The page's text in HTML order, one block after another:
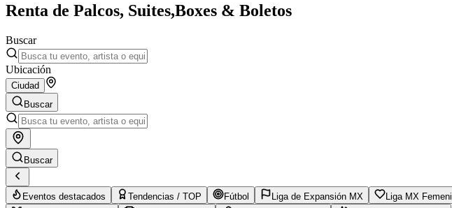
Renta de Palcos, Suites,Boxes & Boletos
Buscar
Ubicación
Ciudad
Buscar
Buscar
Eventos destacados Tendencias / TOP Fútbol Liga de Expansión MX Liga MX Femenil